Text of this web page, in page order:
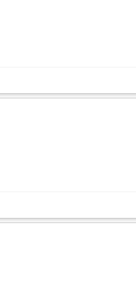
działań sił własnych oraz brygad
oraz terminowości wykonywanych prac na